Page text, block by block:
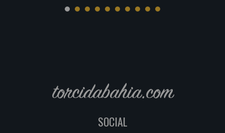
torcidabahia.com
SOCIAL